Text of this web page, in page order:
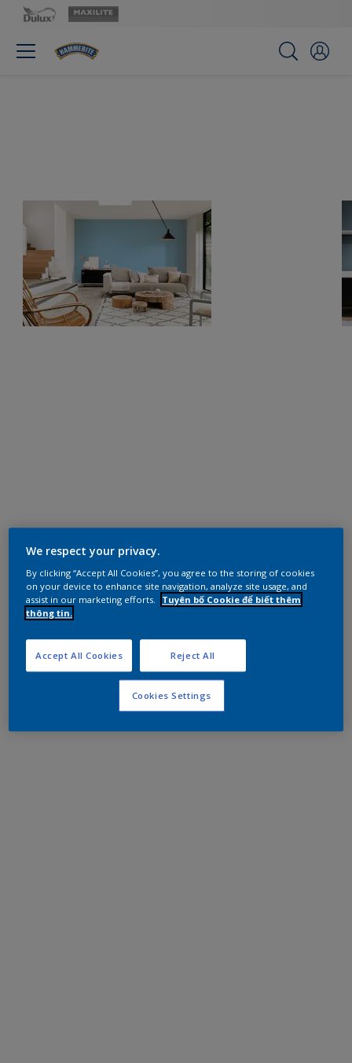
We respect your privacy.
By clicking “Accept All Cookies”, you agree to the storing of cookies
on your device to enhance site navigation, analyze site usage, and
assist in our marketing efforts.
Tuyên bố Cookie để biết thêm
thông tin.
Reject All
Accept All Cookies
Cookies Settings